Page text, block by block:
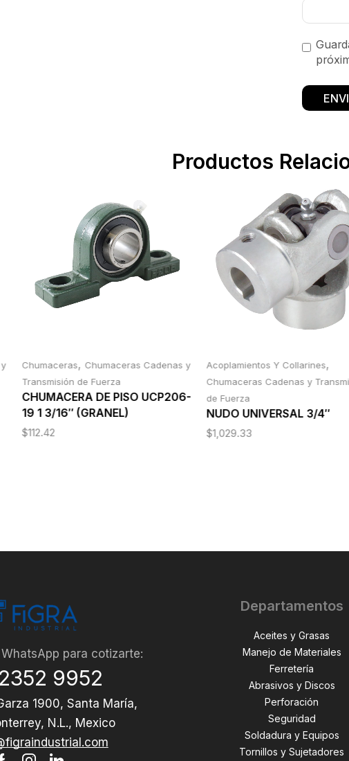
Productos
Chumaceras, Chumaceras Cadenas y
Transmisión de Fuerza
CHUMACERA DE PISO UCP206-
19 1 3/16″ (GRANEL)
$112.42
Acoplamientos Y Collarines,
Chumaceras Cadenas y
de Fuerza
NUDO UNIVERSAL 3/4″
$1,029.33
para cotizarte:
9952
1900, Santa María,
N.L., Mexico
Departamentos
Aceites y Grasas
Manejo de Materiales
Ferretería
Abrasivos y Discos
Perforación
Seguridad
Soldadura y Equipos
Tornillos y Sujetadores